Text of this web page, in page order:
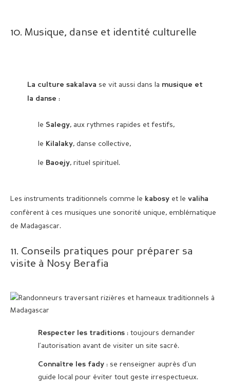
10. Musique, danse et identité culturelle
La culture sakalava se vit aussi dans la musique et
la danse :
le Salegy, aux rythmes rapides et festifs,
le Kilalaky, danse collective,
le Baoejy, rituel spirituel.
Les instruments traditionnels comme le kabosy et le valiha
confèrent à ces musiques une sonorité unique, emblématique
de Madagascar.
11. Conseils pratiques pour préparer sa
visite à Nosy Berafia
Respecter les traditions: toujours demander
l’autorisation avant de visiter un site sacré.
Connaître les fady: se renseigner auprès d’un
guide local pour éviter tout geste irrespectueux.